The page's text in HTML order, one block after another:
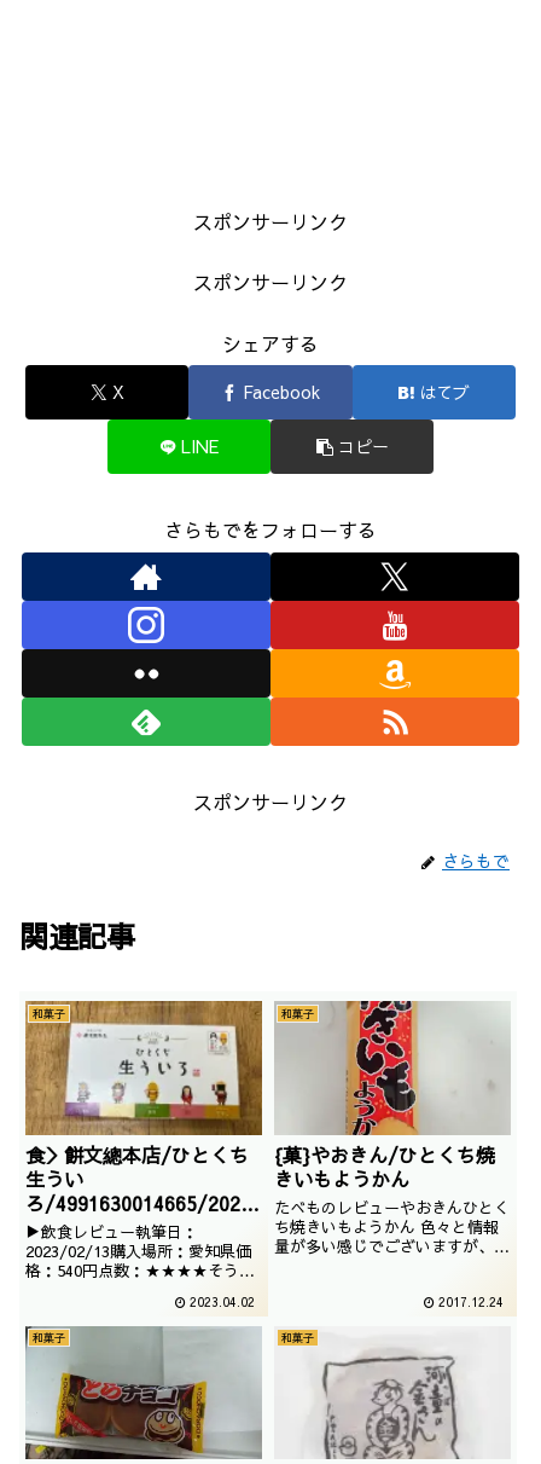
スポンサーリンク
スポンサーリンク
シェアする
X Facebook はてブ
LINE コピー
さらもでをフォローする
スポンサーリンク
さらもで
関連記事
和菓子
食＞餅文總本店/ひとくち
生うい
ろ/4991630014665/2023
/02/13
▶飲食レビュー執筆日：
2023/02/13購入場所：愛知県価
格：540円点数：★★★★そうい
定かではないういそうです。箱を
開けるとういろうが出てくるギミ
ックは面白いですね。
2023.04.02
和菓子
{菓}やおきん/ひとくち焼
きいもようかん
たべものレビューやおきんひとく
ち焼きいもようかん 色々と情報
量が多い感じでございますが、い
2017.12.24
和菓子 和菓子